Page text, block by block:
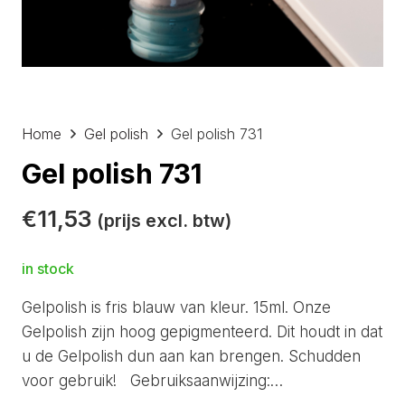
Home Gel polish Gel polish 731
Gel polish 731
€11,53 (prijs excl. btw)
in stock
Gelpolish is fris blauw van kleur. 15ml. Onze
Gelpolish zijn hoog gepigmenteerd. Dit houdt in dat
u de Gelpolish dun aan kan brengen. Schudden
voor gebruik! Gebruiksaanwijzing:…